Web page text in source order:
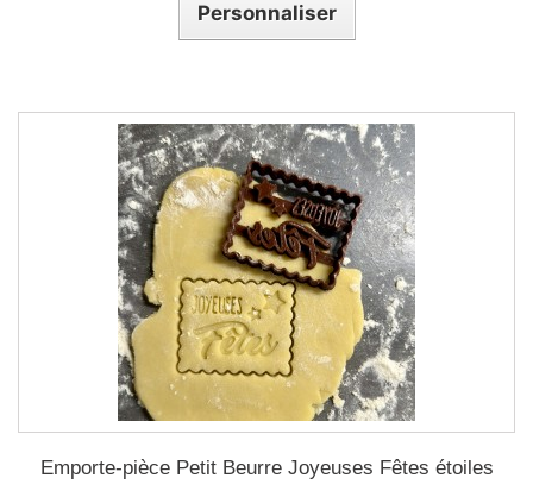
Personnaliser
Emporte-pièce Petit Beurre Joyeuses Fêtes étoiles